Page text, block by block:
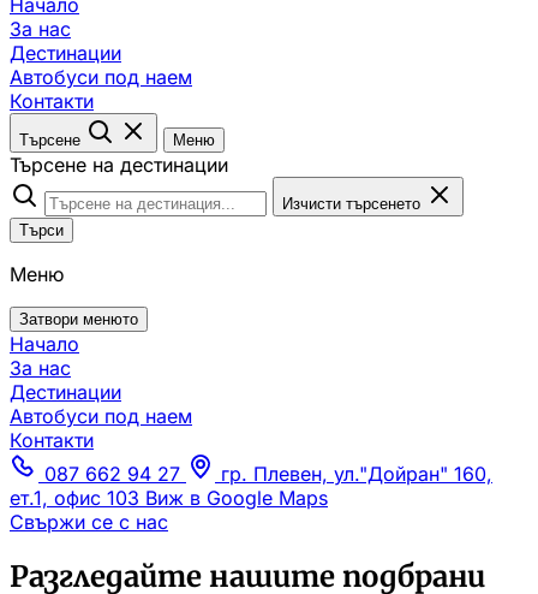
Начало
За нас
Дестинации
Автобуси под наем
Контакти
Търсене Меню
Търсене на дестинации
Изчисти търсенето
Търси
Меню
Затвори менюто
Начало
За нас
Дестинации
Автобуси под наем
Контакти
087 662 94 27
гр. Плевен, ул."Дойран" 160,
ет.1, офис 103 Виж в Google Maps
Свържи се с нас
Разгледайте нашите подбрани